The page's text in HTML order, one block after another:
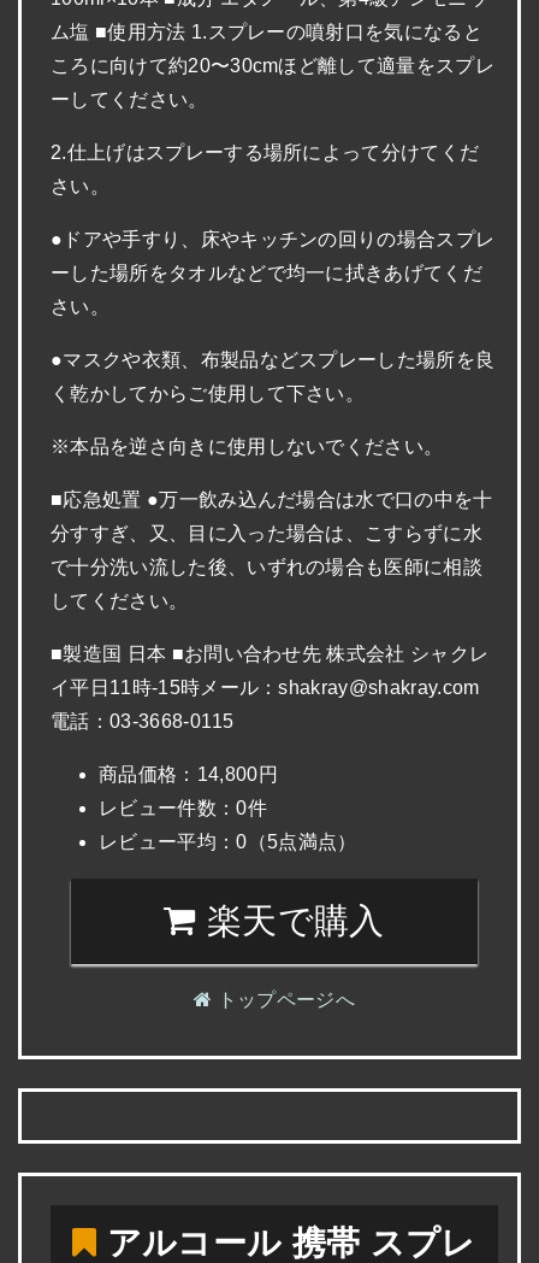
ム塩 ■使用方法 1.スプレーの噴射口を気になると
ころに向けて約20〜30cmほど離して適量をスプレ
ーしてください。
2.仕上げはスプレーする場所によって分けてくだ
さい。
●ドアや手すり、床やキッチンの回りの場合スプレ
ーした場所をタオルなどで均一に拭きあげてくだ
さい。
●マスクや衣類、布製品などスプレーした場所を良
く乾かしてからご使用して下さい。
※本品を逆さ向きに使用しないでください。
■応急処置 ●万一飲み込んだ場合は水で口の中を十
分すすぎ、又、目に入った場合は、こすらずに水
で十分洗い流した後、いずれの場合も医師に相談
してください。
■製造国 日本 ■お問い合わせ先 株式会社 シャクレ
イ平日11時-15時メール：shakray@shakray.com
電話：03-3668-0115
商品価格：14,800円
レビュー件数：0件
レビュー平均：0（5点満点）
楽天で購入
トップページへ
アルコール 携帯 スプレ